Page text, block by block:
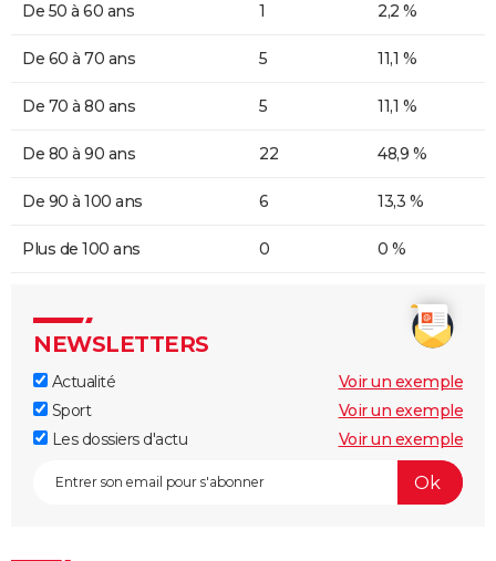
De 50 à 60 ans 1 2,2 %
De 60 à 70 ans 5 11,1 %
De 70 à 80 ans 5 11,1 %
De 80 à 90 ans 22 48,9 %
De 90 à 100 ans 6 13,3 %
Plus de 100 ans 0 0 %
NEWSLETTERS
Actualité
Voir un exemple
Sport
Voir un exemple
Les dossiers d'actu
Voir un exemple